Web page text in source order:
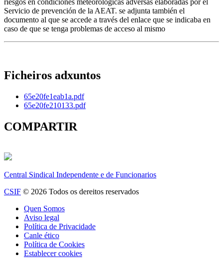
Servicio de prevención de la AEAT. se adjunta también el
documento al que se accede a través del enlace que se indicaba en
caso de que se tenga problemas de acceso al mismo
Ficheiros adxuntos
65e20fe1eab1a.pdf
65e20fe210133.pdf
COMPARTIR
Central Sindical Independente e de Funcionarios
CSIF © 2026 Todos os dereitos reservados
Quen Somos
Aviso legal
Política de Privacidade
Canle ético
Política de Cookies
Establecer cookies